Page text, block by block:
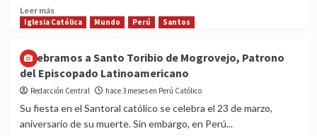
Pastoral sobre
la
Asamblea
Sinodal
Arquidiocesana
Lima
Leer másRead
more
Episcopal
Peruana
publica
libro
Iglesia Católica Mundo Perú Santos
Celebramos a Santo Toribio de Mogrovejo, Patrono
del Episcopado Latinoamericano
Redacción Central hace 3 meses en Perú Católico
Su fiesta en el Santoral católico se celebra el 23 de marzo,
aniversario de su muerte. Sin embargo, en Perú...